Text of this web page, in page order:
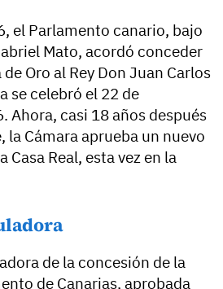
el Parlamento canario, bajo
Mato, acordó conceder
Oro al Rey Don Juan Carlos
se celebró el 22 de
Ahora, casi 18 años después
la Cámara aprueba un nuevo
Real, esta vez en la
de la concesión de la
de Canarias, aprobada